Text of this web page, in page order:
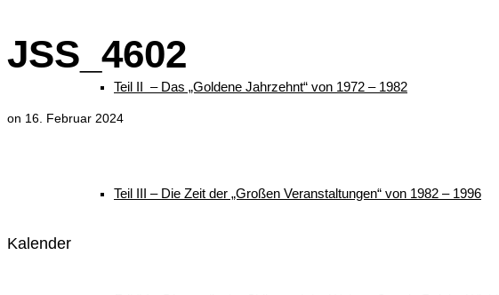
Teil II – Das „Goldene Jahrzehnt“ von 1972 – 1982
Teil III – Die Zeit der „Großen Veranstaltungen“ von 1982 – 1996
JSS_4602
on 16. Februar 2024
Kalender